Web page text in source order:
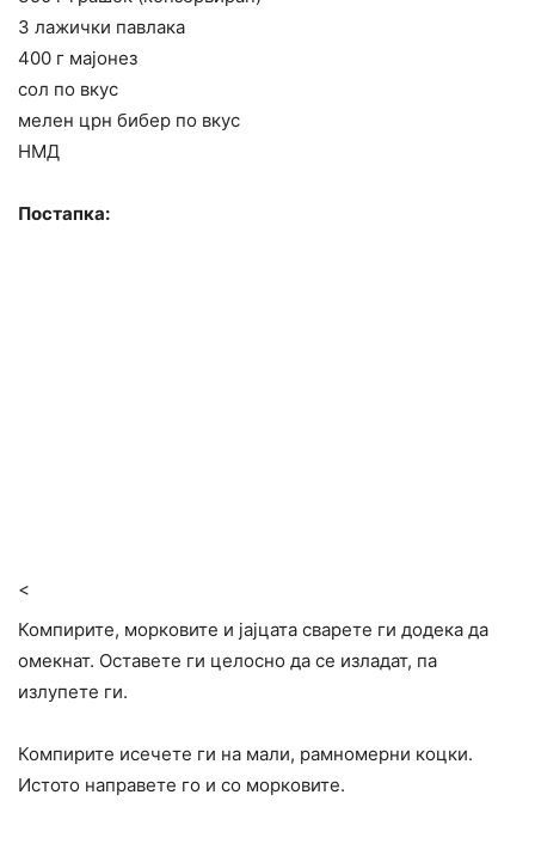
3 лажички павлака
400 г мајонез
сол по вкус
мелен црн бибер по вкус
НМД
Постапка:
<
Компирите, морковите и јајцата сварете ги додека да
омекнат. Оставете ги целосно да се изладат, па
излупете ги.
Компирите исечете ги на мали, рамномерни коцки.
Истото направете го и со морковите.